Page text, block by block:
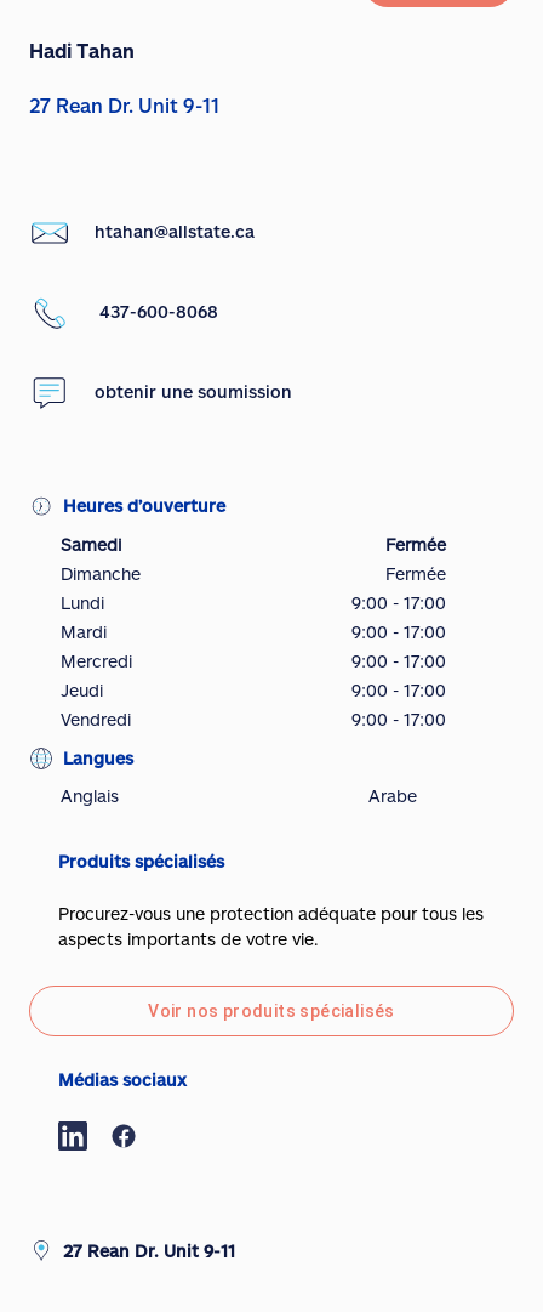
Hadi Tahan
27 Rean Dr. Unit 9-11
htahan@allstate.ca
437-600-8068
obtenir une soumission
Heures d’ouverture
Samedi
Fermée
Dimanche
Fermée
Lundi
9:00 - 17:00
Mardi
9:00 - 17:00
Mercredi
9:00 - 17:00
Jeudi
9:00 - 17:00
Vendredi
9:00 - 17:00
Langues
Anglais
Arabe
Produits spécialisés
Procurez-vous une protection adéquate pour tous les
aspects importants de votre vie.
Voir nos produits spécialisés
Médias sociaux
27 Rean Dr. Unit 9-11